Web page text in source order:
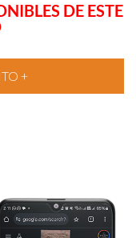
DE ESTE